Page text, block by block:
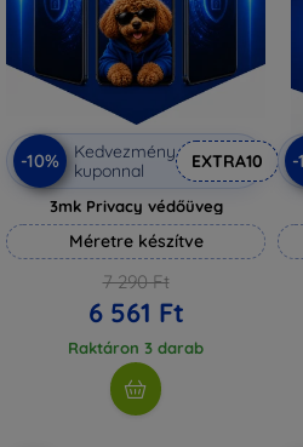
-10%
Kedvezmény
kuponnal
EXTRA10
3mk Privacy védőüveg
Méretre készítve
7 290 Ft
6 561 Ft
Raktáron 3 darab
-